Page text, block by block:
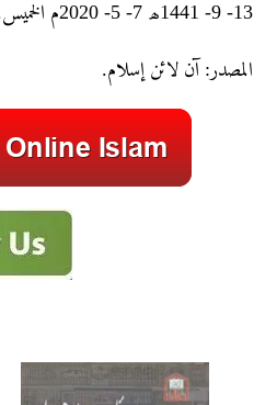
13- 9- 1441ھ 7- 5- 2020م الخمیس.
المصدر: آن لائن إسلام.